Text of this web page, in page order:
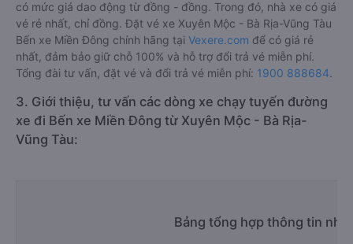
có mức giá dao động từ đồng - đồng. Trong đó, nhà xe có giá
vé rẻ nhất, chỉ đồng. Đặt vé xe Xuyên Mộc - Bà Rịa-Vũng Tàu
Bến xe Miền Đông chính hãng tại Vexere.com để có giá rẻ
nhất, đảm bảo giữ chỗ 100% và hỗ trợ đổi trả vé miễn phí.
Tổng đài tư vấn, đặt vé và đổi trả vé miễn phí: 1900 888684.
3. Giới thiệu, tư vấn các dòng xe chạy tuyến đường
xe đi Bến xe Miền Đông từ Xuyên Mộc - Bà Rịa-
Vũng Tàu:
Bảng tổng hợp thông tin